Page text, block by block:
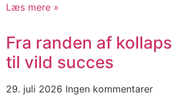
Læs mere »
Fra randen af kollaps
til vild succes
29. juli 2026 Ingen kommentarer